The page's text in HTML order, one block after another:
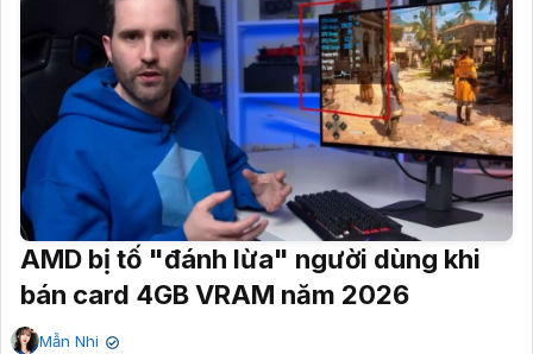
AMD bị tố "đánh lừa" người dùng khi
bán card 4GB VRAM năm 2026
Mẫn Nhi ✔